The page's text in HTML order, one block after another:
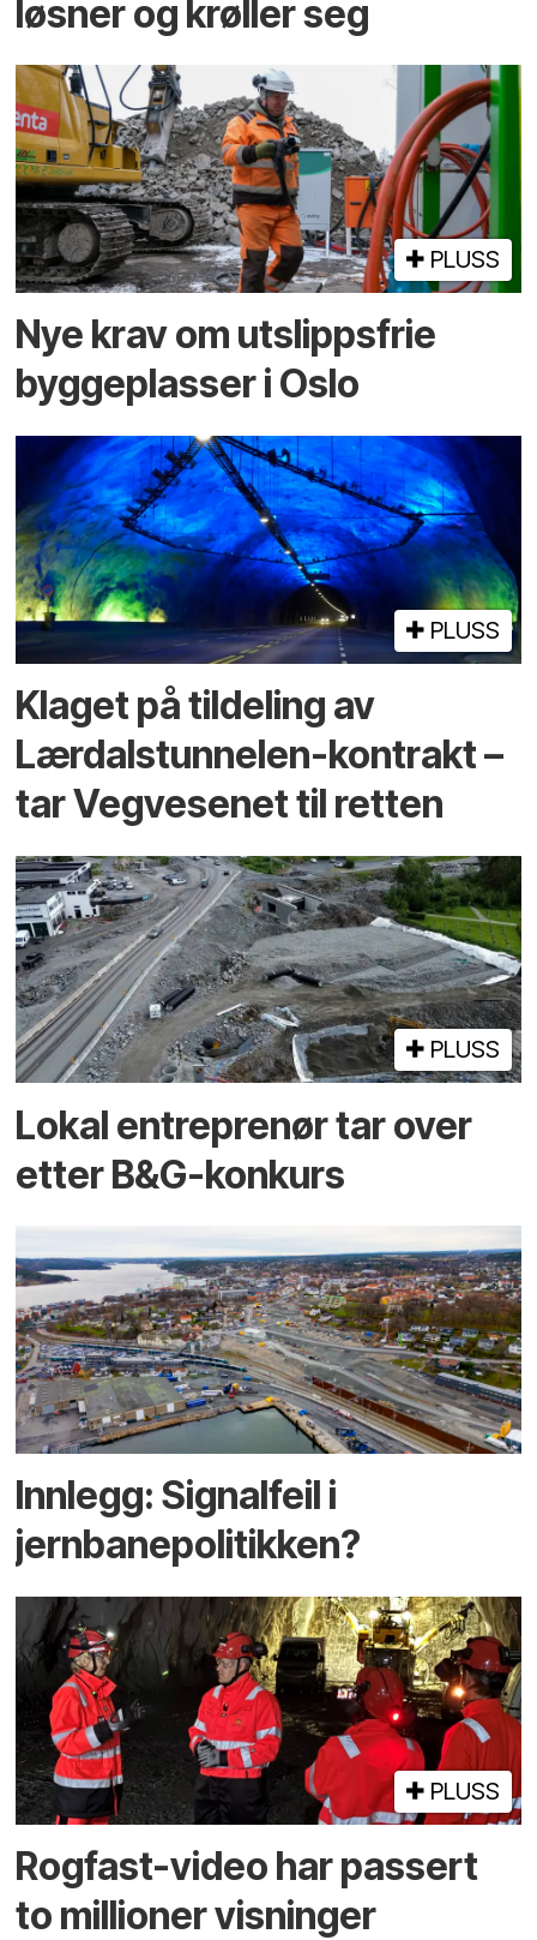
løsner og krøller seg
PLUSS
Nye krav om utslippsfrie
byggeplasser i Oslo
PLUSS
Klaget på tildeling av
Lærdalstunnelen-kontrakt –
tar Vegvesenet til retten
PLUSS
Lokal entreprenør tar over
etter B&G-konkurs
Innlegg: Signalfeil i
jernbanepolitikken?
PLUSS
Rogfast-video har passert
to millioner visninger